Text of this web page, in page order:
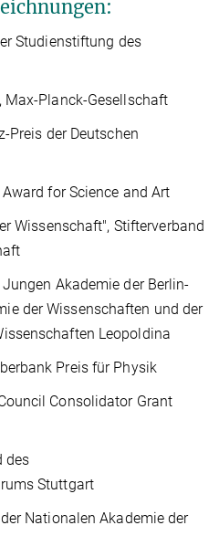
Studienstiftung des
Max-Planck-Gesellschaft
Preis der Deutschen
for Science and Art
Wissenschaft", Stifterverband
Akademie der Berlin-
der Wissenschaften und der
Leopoldina
Preis für Physik
Consolidator Grant
des
Stuttgart
Nationalen Akademie der